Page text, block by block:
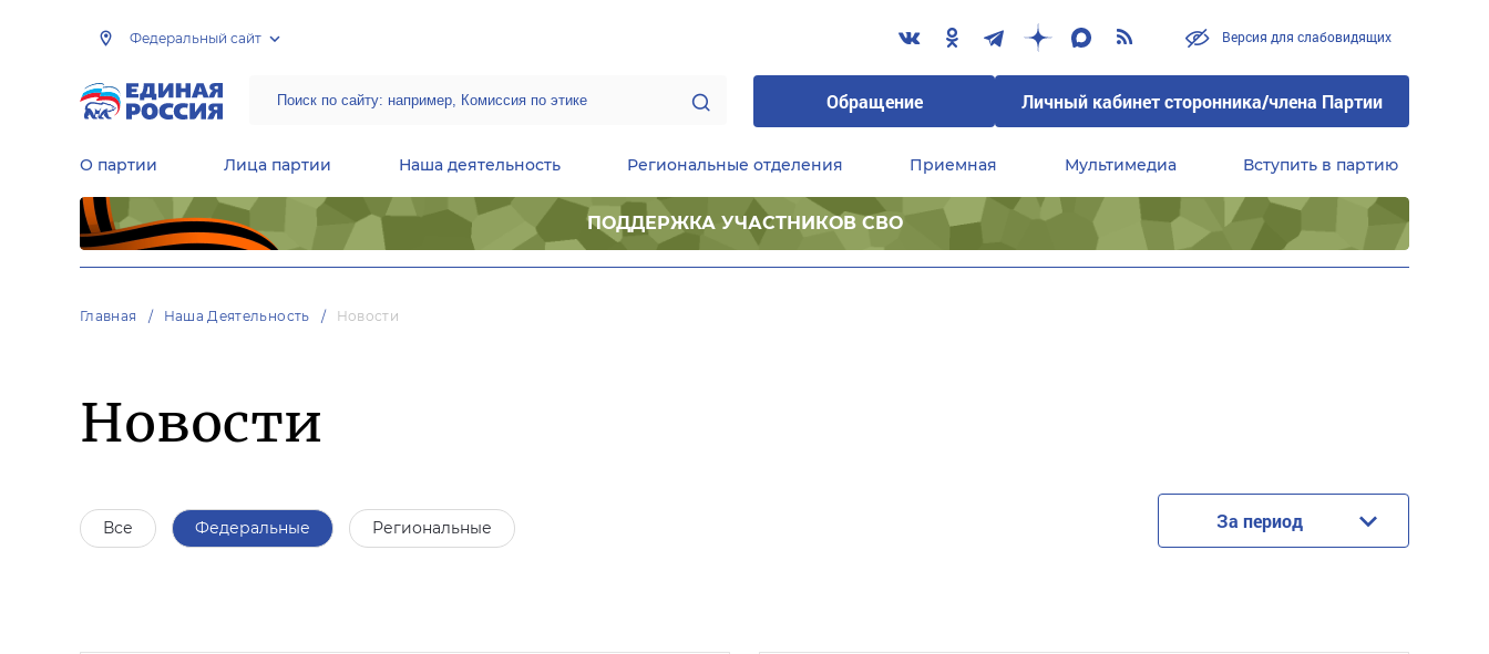
Федеральный сайт Версия для слабовидящих
Обращение Личный кабинет сторонника/члена Партии
О партии Лица партии Наша деятельность Региональные отделения Приемная Мультимедиа Вступить в партию
ПОДДЕРЖКА УЧАСТНИКОВ СВО
Главная Наша Деятельность Новости
Новости
Все Федеральные Региональные За период